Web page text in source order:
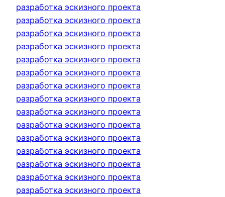
разработка эскизного проекта
разработка эскизного проекта
разработка эскизного проекта
разработка эскизного проекта
разработка эскизного проекта
разработка эскизного проекта
разработка эскизного проекта
разработка эскизного проекта
разработка эскизного проекта
разработка эскизного проекта
разработка эскизного проекта
разработка эскизного проекта
разработка эскизного проекта
разработка эскизного проекта
разработка эскизного проекта